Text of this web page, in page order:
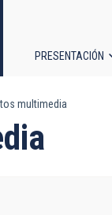
principal
PRESENTACIÓN
multimedia